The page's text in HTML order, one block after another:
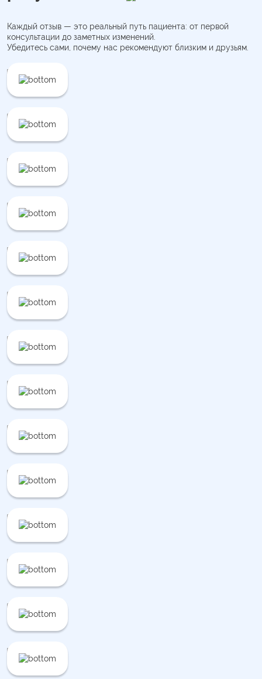
Каждый отзыв — это реальный путь пациента: от первой
консультации до заметных изменений.
Убедитесь сами, почему нас рекомендуют близким и друзьям.